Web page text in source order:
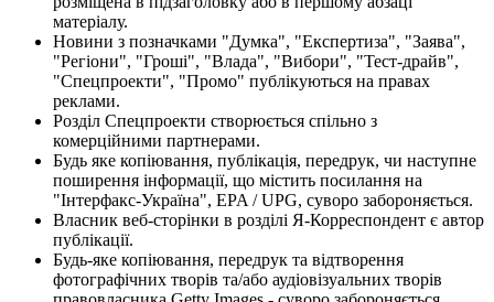
матеріалу.
Новини з позначками "Думка", "Експертиза", "Заява",
"Регіони", "Гроші", "Влада", "Вибори", "Тест-драйв",
"Спецпроекти", "Промо" публікуються на правах
реклами.
Розділ Спецпроекти створюється спільно з
комерційними партнерами.
Будь яке копіювання, публікація, передрук, чи наступне
поширення інформації, що містить посилання на
"Інтерфакс-Україна", EPA / UPG, суворо забороняється.
Власник веб-сторінки в розділі Я-Корреспондент є автор
публікації.
Будь-яке копіювання, передрук та відтворення
фотографічних творів та/або аудіовізуальних творів